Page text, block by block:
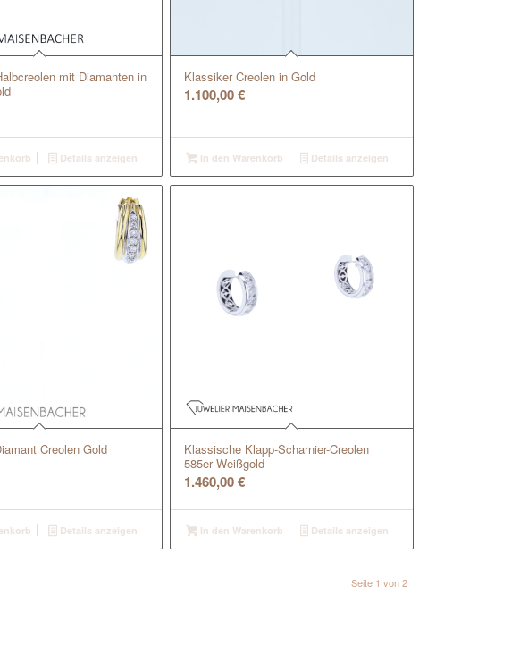
mit Diamanten in
Details anzeigen
Klassiker Creolen in Gold
1.100,00€
In den Warenkorb Details anzeigen
Creolen Gold
Details anzeigen
Klassische Klapp-Scharnier-Creolen
585er Weißgold
1.460,00€
In den Warenkorb Details anzeigen
Seite 1 von 2